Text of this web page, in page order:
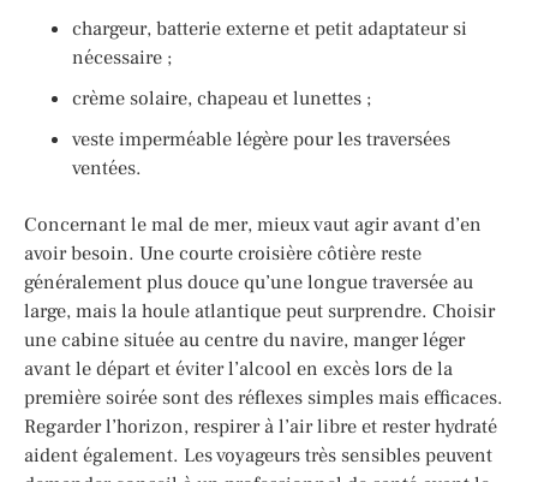
chargeur, batterie externe et petit adaptateur si
nécessaire ;
crème solaire, chapeau et lunettes ;
veste imperméable légère pour les traversées
ventées.
Concernant le mal de mer, mieux vaut agir avant d’en
avoir besoin. Une courte croisière côtière reste
généralement plus douce qu’une longue traversée au
large, mais la houle atlantique peut surprendre. Choisir
une cabine située au centre du navire, manger léger
avant le départ et éviter l’alcool en excès lors de la
première soirée sont des réflexes simples mais efficaces.
Regarder l’horizon, respirer à l’air libre et rester hydraté
aident également. Les voyageurs très sensibles peuvent